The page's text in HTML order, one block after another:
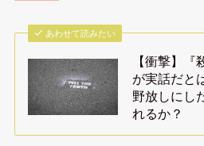
あわせて読みたい
【衝撃】『
が実話だと
野放しにし
れるか？